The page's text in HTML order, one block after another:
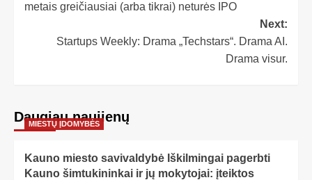
metais greičiausiai (arba tikrai) neturės IPO
Next:
Startups Weekly: Drama „Techstars“. Drama AI.
Drama visur.
Daugiau naujienų
MIESTŲ ĮDOMYBĖS
Kauno miesto savivaldybė Iškilmingai pagerbti
Kauno šimtukininkai ir jų mokytojai: įteiktos